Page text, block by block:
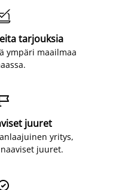
tarjouksia
ympäri maailmaa
juuret
yritys,
juuret.